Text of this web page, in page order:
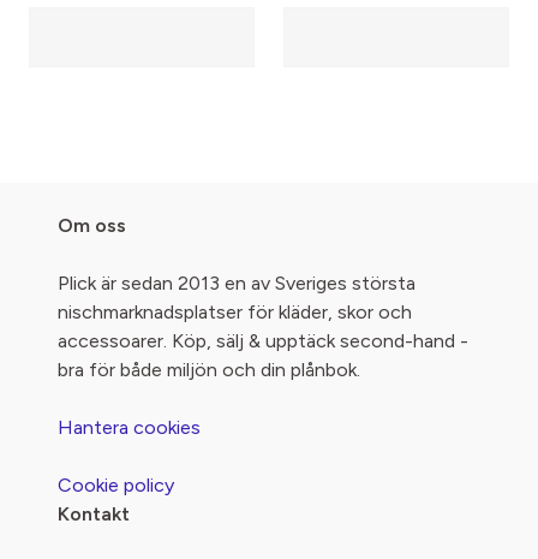
Om oss
Plick är sedan 2013 en av Sveriges största
nischmarknadsplatser för kläder, skor och
accessoarer. Köp, sälj & upptäck second-hand -
bra för både miljön och din plånbok.
Hantera cookies
Cookie policy
Kontakt